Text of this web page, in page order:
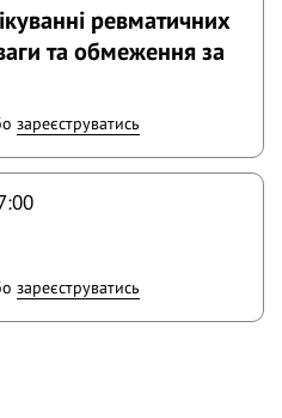
ревматичних
та обмеження за
зареєструватись
зареєструватись